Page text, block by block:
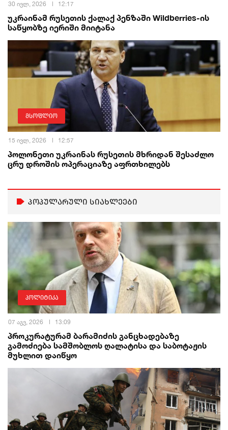
30 ივლ, 2026 12:17
უკრაინამ რუსეთის ქალაქ პენზაში Wildberries-ის
საწყობზე იერიში მიიტანა
მსოფლიო
15 ივლ, 2026 12:57
პოლონეთი უკრაინას რუსეთის მხრიდან შესაძლო
ცრუ დროშის ოპერაციაზე აფრთხილებს
პოპულარული სიახლეები
პოლიტიკა
07 აგვ, 2026 13:09
პროკურატურამ ბარამიძის განცხადებაზე
გამოძიება სამშობლოს ღალატისა და საბოტაჟის
მუხლით დაიწყო